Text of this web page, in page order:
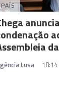
PAÍS
Lusa 18:14